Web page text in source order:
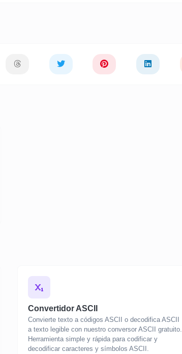
Convertidor ASCII
Convierte texto a códigos ASCII o decodifica ASCII
a texto legible con nuestro conversor ASCII gratuito.
Herramienta simple y rápida para codificar y
decodificar caracteres y símbolos ASCII.